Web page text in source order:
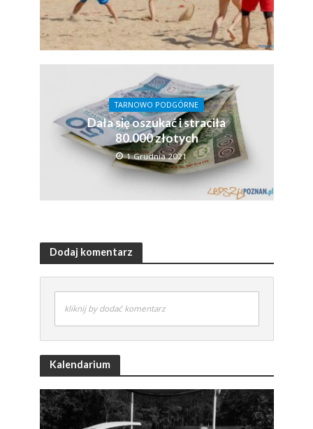
TARNOWO PODGÓRNE
Dała się oszukać i straciła
80.000 złotych
1 Grudnia 2021
Dodaj komentarz
kliknij by dodać komentarz
Kalendarium